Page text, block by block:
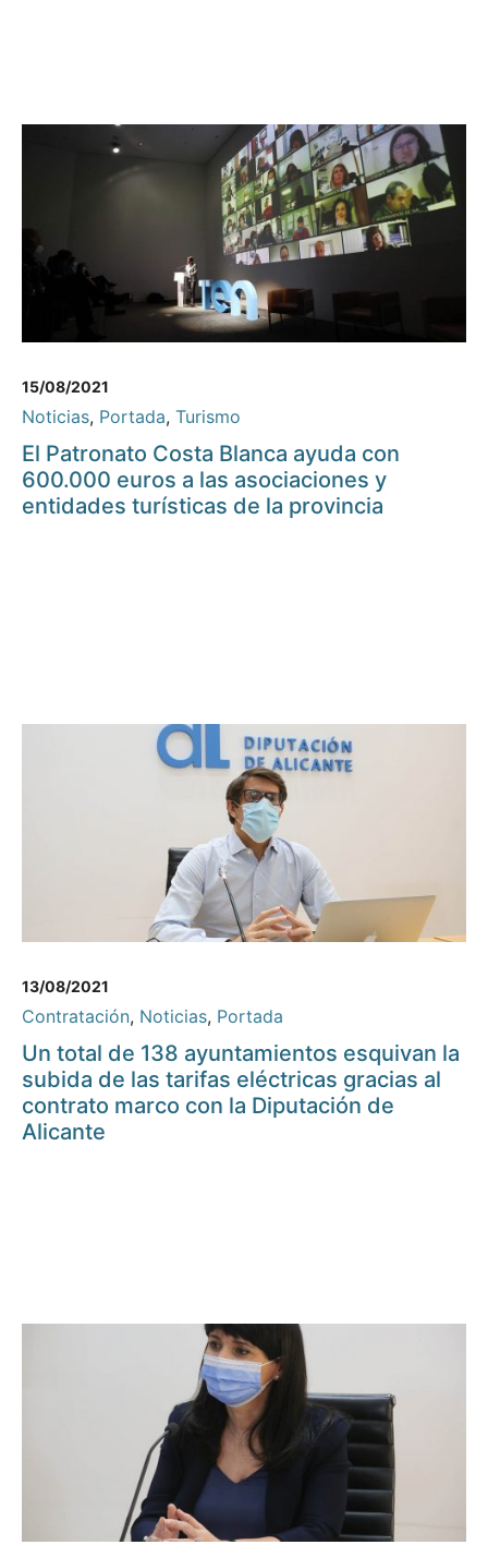
15/08/2021
Noticias, Portada, Turismo
El Patronato Costa Blanca ayuda con
600.000 euros a las asociaciones y
entidades turísticas de la provincia
13/08/2021
Contratación, Noticias, Portada
Un total de 138 ayuntamientos esquivan la
subida de las tarifas eléctricas gracias al
contrato marco con la Diputación de
Alicante